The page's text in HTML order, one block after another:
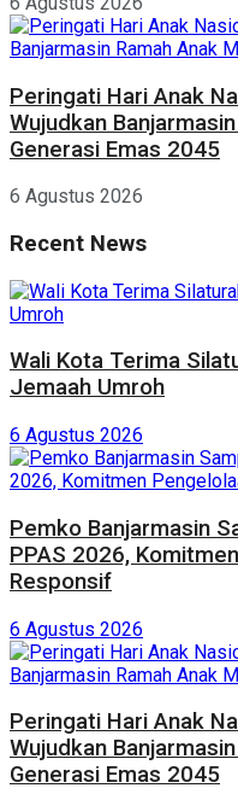
Peringati Hari Anak
Wujudkan
Generasi Emas 2045
6 Agustus 2026
Recent News
Wali Kota Terima
Jemaah Umroh
6 Agustus 2026
Pemko Banjarmasin
PPAS 2026,
Responsif
6 Agustus 2026
Peringati Hari Anak
Wujudkan
Generasi Emas 2045